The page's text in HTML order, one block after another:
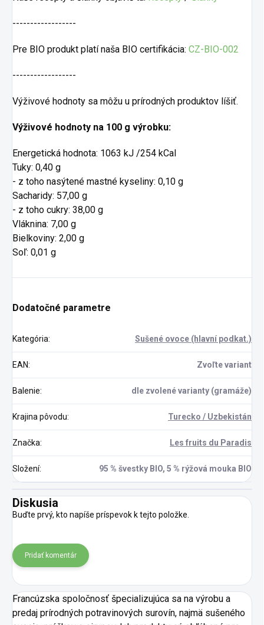
------------------
Pre BIO produkt platí naša BIO certifikácia: CZ-BIO-002
------------------
Výživové hodnoty sa môžu u prírodných produktov líšiť.
Výživové hodnoty na 100 g výrobku:
Energetická hodnota: 1063 kJ /254 kCal
Tuky: 0,40 g
- z toho nasýtené mastné kyseliny: 0,10 g
Sacharidy: 57,00 g
- z toho cukry: 38,00 g
Vláknina: 7,00 g
Bielkoviny: 2,00 g
Soľ: 0,01 g
Dodatočné parametre
Kategória: Sušené ovoce (hlavní podkat.)
EAN: Zvoľte variant
Balenie: dle zvolené varianty (gramáže)
Krajina pôvodu: Turecko / Uzbekistán
Značka: Les fruits du Paradis
Složení: 95 % švestky BIO, 5 % rýžová mouka BIO
Diskusia
Buďte prvý, kto napíše príspevok k tejto položke.
Pridať komentár
Francúzska spoločnosť špecializujúca sa na výrobu a
predaj prírodných potravinových surovín, najmä sušeného